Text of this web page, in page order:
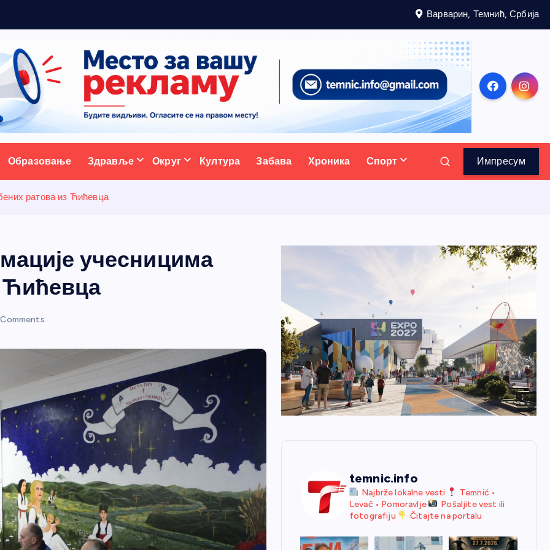
Варварин, Темнић, Србија
портал
Образовање Здравље Округ Култура Забава Хроника Спорт Импресум
ратова из Ћићевца
учесницима
Ћићевца
temnic.info
Najbrže lokalne vesti
Temnić •
Levač • Pomoravlje
Pošaljite vest ili
fotografiju
Čitajte na portalu